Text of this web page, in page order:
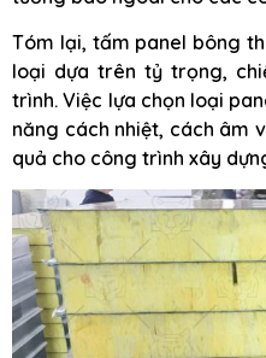
Tóm lại, tấm panel bông
loại dựa trên tỷ trọng,
trình. Việc lựa chọn loại
năng cách nhiệt, cách âm
quả cho công trình xây